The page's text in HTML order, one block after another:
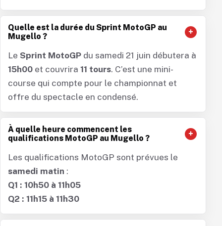
Quelle est la durée du Sprint MotoGP au
Mugello ?
Le Sprint MotoGP du samedi 21 juin débutera à
15h00 et couvrira 11 tours. C’est une mini-
course qui compte pour le championnat et
offre du spectacle en condensé.
À quelle heure commencent les
qualifications MotoGP au Mugello ?
Les qualifications MotoGP sont prévues le
samedi matin :
Q1 : 10h50 à 11h05
Q2 : 11h15 à 11h30